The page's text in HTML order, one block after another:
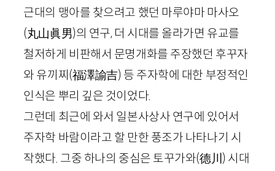
근대의 맹아를 찾으려고 했던 마루야마 마사오
(丸山眞男)의 연구, 더 시대를 올라가면 유교를
철저하게 비판해서 문명개화를 주장했던 후꾸자
와 유끼찌(福澤諭吉) 등 주자학에 대한 부정적인
인식은 뿌리 깊은 것이었다.
그런데 최근에 와서 일본사상사 연구에 있어서
주자학 바람이라고 할 만한 풍조가 나타나기 시
작했다. 그중 하나의 중심은 토꾸가와(德川) 시대